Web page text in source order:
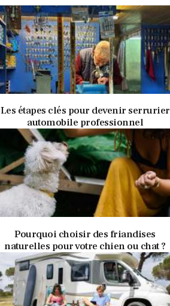
8 août 2020 339Views
0Likes
Les étapes clés pour devenir serrurier
automobile professionnel
8 août 2020 343
Views
0Likes
Pourquoi choisir des friandises
naturelles pour votre chien ou chat ?